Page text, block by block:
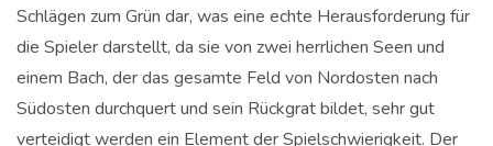
Schlägen zum Grün dar, was eine echte Herausforderung für
die Spieler darstellt, da sie von zwei herrlichen Seen und
einem Bach, der das gesamte Feld von Nordosten nach
Südosten durchquert und sein Rückgrat bildet, sehr gut
verteidigt werden ein Element der Spielschwierigkeit. Der